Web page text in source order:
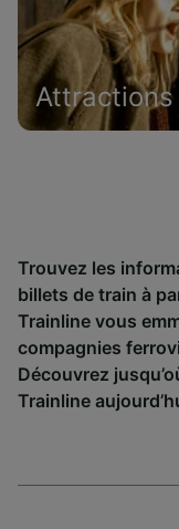
Attractions
Trouvez les
billets de train à
Trainline vous
compagnies
Découvrez
Trainline